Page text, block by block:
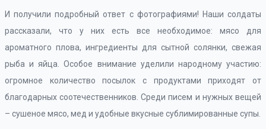
И получили подробный ответ с фотографиями! Наши солдаты
рассказали, что у них есть все необходимое: мясо для
ароматного плова, ингредиенты для сытной солянки, свежая
рыба и яйца. Особое внимание уделили народному участию:
огромное количество посылок с продуктами приходят от
благодарных соотечественников. Среди писем и нужных вещей
– сушеное мясо, мед и удобные вкусные сублимированные супы.